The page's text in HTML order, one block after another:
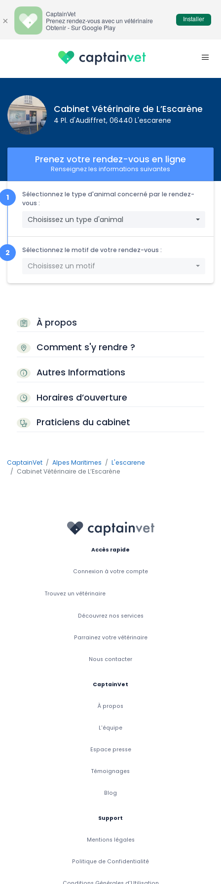
Cabinet Vétérinaire de L’Escarène
4 Pl. d'Audiffret, 06440 L'escarene
À propos
Comment s'y rendre ?
Autres Informations
Horaires d’ouverture
Praticiens du cabinet
Prenez votre rendez-vous en ligne
Renseignez les informations suivantes
Sélectionnez le type d'animal concerné par le rendez-
vous :
Choisissez un type d'animal
Sélectionnez le motif de votre rendez-vous :
Choisissez un motif
CaptainVet Alpes Maritimes
L'escarene
Cabinet Vétérinaire de L’Escarène
Accès rapide
Connexion à votre compte
Trouvez un vétérinaire
Découvrez nos services
Parrainez votre vétérinaire
Nous contacter
CaptainVet
À propos
L'équipe
Espace presse
Témoignages
Blog
Support
Mentions légales
Politique de Confidentialité
×
CaptainVet
Prenez rendez-vous avec un vétérinaire
Obtenir - Sur Google Play
Installer